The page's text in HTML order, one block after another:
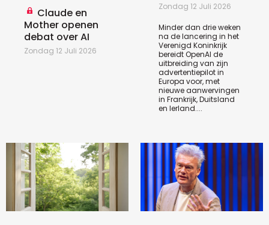
Claude en
Mother openen
debat over AI
Zondag 12 Juli 2026
Zondag 12 Juli 2026
Minder dan drie weken
na de lancering in het
Verenigd Koninkrijk
bereidt OpenAI de
uitbreiding van zijn
advertentiepilot in
Europa voor, met
nieuwe aanwervingen
in Frankrijk, Duitsland
en Ierland....